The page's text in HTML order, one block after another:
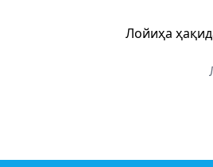
Лойиҳа